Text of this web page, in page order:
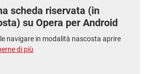
scheda riservata (in
su Opera per Android
navigare in modalità nascosta aprire
di più